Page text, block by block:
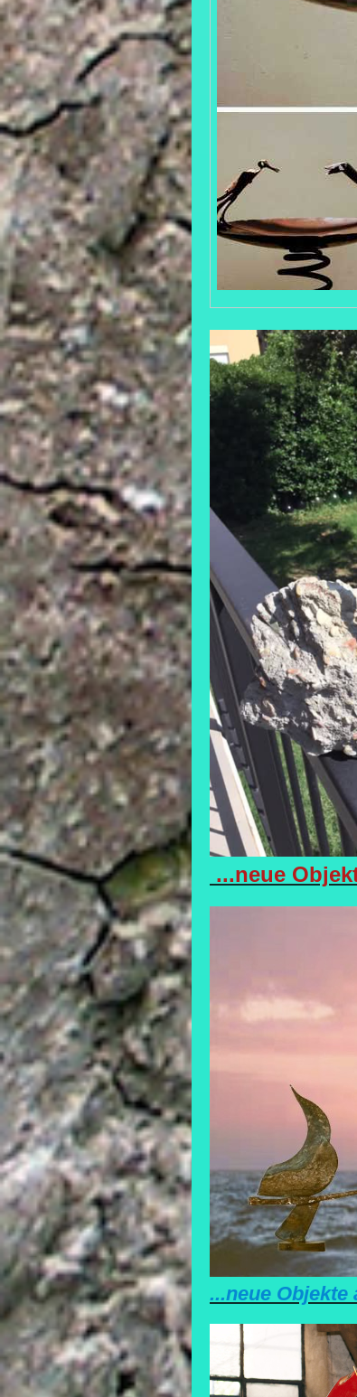
...neue
...neue Objekte